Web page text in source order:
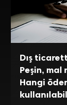
Dış
Peşin,
Hangi